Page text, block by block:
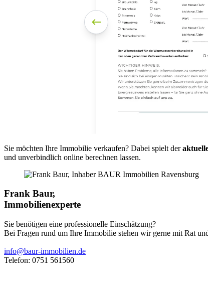
Sie möchten Ihre Immobilie verkaufen? Dabei spielt der
und unverbindlich online berechnen lassen.
Frank Baur,
Immobilienexperte
Sie benötigen eine professionelle Einschätzung?
Bei Fragen rund um Ihre Immobilie stehen wir gerne mit Rat
info@baur-immobilien.de
Telefon: 0751 561560